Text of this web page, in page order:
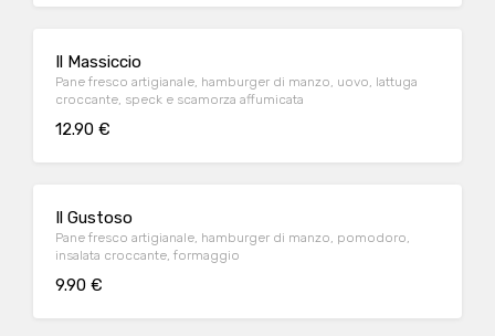
Il Massiccio
Pane fresco artigianale, hamburger di manzo, uovo, lattuga
croccante, speck e scamorza affumicata
12.90 €
Il Gustoso
Pane fresco artigianale, hamburger di manzo, pomodoro,
insalata croccante, formaggio
9.90 €